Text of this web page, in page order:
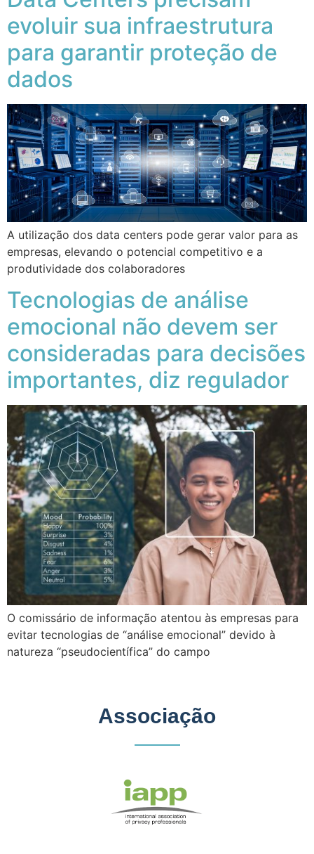
evoluir sua infraestrutura
para garantir proteção de
dados
A utilização dos data centers pode gerar valor para as
empresas, elevando o potencial competitivo e a
produtividade dos colaboradores
Tecnologias de análise
emocional não devem ser
consideradas para decisões
importantes, diz regulador
O comissário de informação atentou às empresas para
evitar tecnologias de “análise emocional” devido à
natureza “pseudocientífica” do campo
Associação